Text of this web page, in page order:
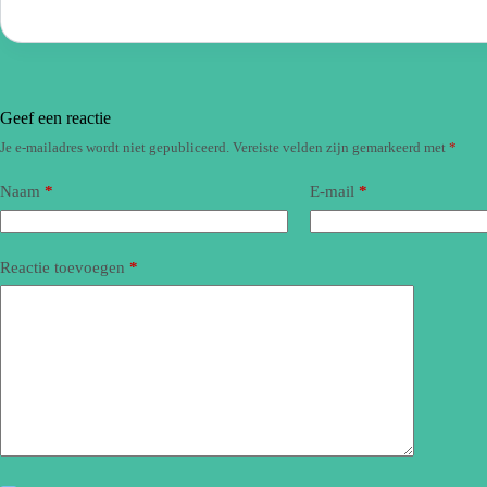
Geef een reactie
Je e-mailadres wordt niet gepubliceerd. Vereiste velden zijn gemarkeerd met *
Naam * E-mail *
Reactie toevoegen *